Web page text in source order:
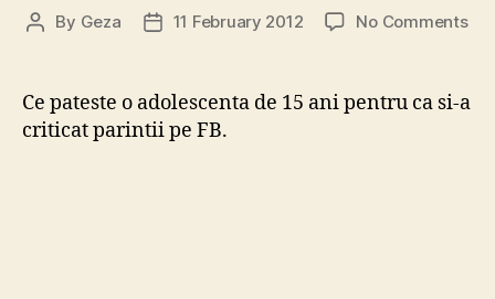
Post
By Geza
Post11 February 2012 No Commentson
Ce pateste o adolescenta de 15 ani pentru ca si-a
criticat parintii pe FB.